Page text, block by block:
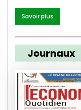
Savoir plus
Journaux